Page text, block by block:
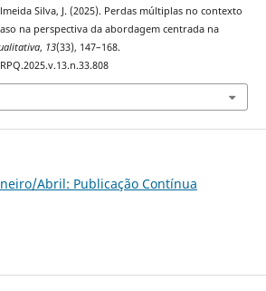
Silva, J. (2025). Perdas múltiplas no contexto
na perspectiva da abordagem centrada na
, 13(33), 147–168.
Abril: Publicação Contínua